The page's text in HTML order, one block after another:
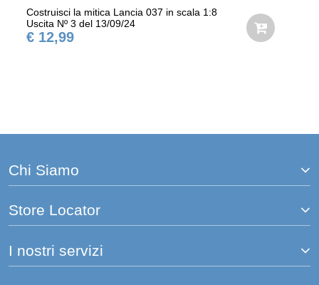
Costruisci la mitica Lancia 037 in scala 1:8
Uscita Nº 3 del 13/09/24
€ 12,99
Chi Siamo
Store Locator
I nostri servizi